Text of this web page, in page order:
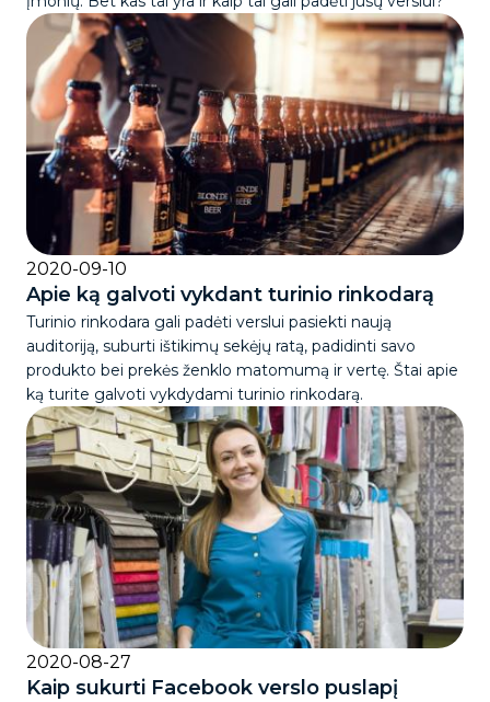
2020-09-10
Apie ką galvoti vykdant turinio rinkodarą
Turinio rinkodara gali padėti verslui pasiekti naują
auditoriją, suburti ištikimų sekėjų ratą, padidinti savo
produkto bei prekės ženklo matomumą ir vertę. Štai apie
ką turite galvoti vykdydami turinio rinkodarą.
2020-08-27
Kaip sukurti Facebook verslo puslapį